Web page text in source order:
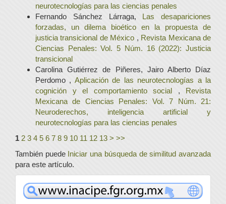
neurotecnologías para las ciencias penales
Fernando Sánchez Lárraga, Las desapariciones
forzadas, un dilema bioético en la propuesta de
justicia transicional de México , Revista Mexicana de
Ciencias Penales: Vol. 5 Núm. 16 (2022): Justicia
transicional
Carolina Gutiérrez de Piñeres, Jairo Alberto Díaz
Perdomo , Aplicación de las neurotecnologías a la
cognición y el comportamiento social , Revista
Mexicana de Ciencias Penales: Vol. 7 Núm. 21:
Neuroderechos, inteligencia artificial y
neurotecnologías para las ciencias penales
1 2 3 4 5 6 7 8 9 10 11 12 13 > >>
También puede Iniciar una búsqueda de similitud avanzada
para este artículo.
www